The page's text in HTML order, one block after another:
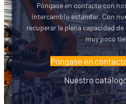
Póngase en contacto con
intercambio estándar. Con
recuperar la plena capacidad
muy poco
Póngase en
Nuestro